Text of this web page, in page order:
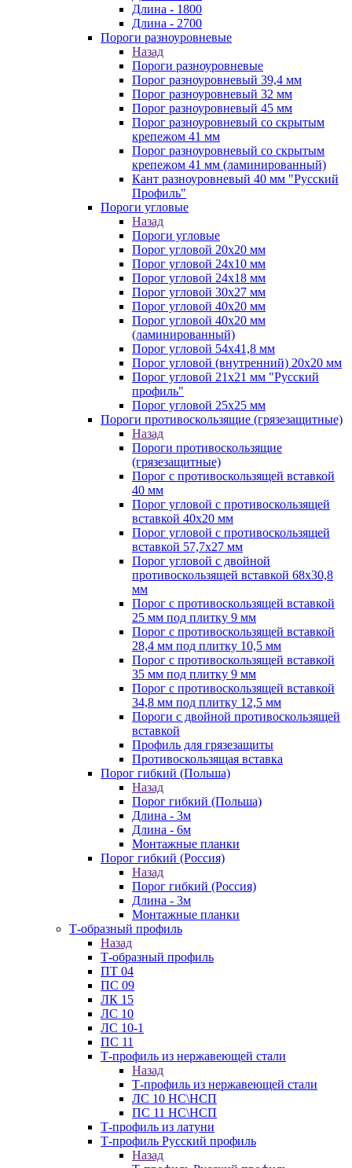
Длина - 1800
Длина - 2700
Пороги разноуровневые
Назад
Пороги разноуровневые
Порог разноуровневый 39,4 мм
Порог разноуровневый 32 мм
Порог разноуровневый 45 мм
Порог разноуровневый со скрытым
крепежом 41 мм
Порог разноуровневый со скрытым
крепежом 41 мм (ламинированный)
Кант разноуровневый 40 мм "Русский
Профиль"
Пороги угловые
Назад
Пороги угловые
Порог угловой 20х20 мм
Порог угловой 24х10 мм
Порог угловой 24х18 мм
Порог угловой 30х27 мм
Порог угловой 40х20 мм
Порог угловой 40х20 мм
(ламинированный)
Порог угловой 54х41,8 мм
Порог угловой (внутренний) 20х20 мм
Порог угловой 21х21 мм "Русский
профиль"
Порог угловой 25х25 мм
Пороги противоскользящие (грязезащитные)
Назад
Пороги противоскользящие
(грязезащитные)
Порог с противоскользящей вставкой
40 мм
Порог угловой с противоскользящей
вставкой 40х20 мм
Порог угловой с противоскользящей
вставкой 57,7х27 мм
Порог угловой с двойной
противоскользящей вставкой 68х30,8
мм
Порог с противоскользящей вставкой
25 мм под плитку 9 мм
Порог с противоскользящей вставкой
28,4 мм под плитку 10,5 мм
Порог с противоскользящей вставкой
35 мм под плитку 9 мм
Порог с противоскользящей вставкой
34,8 мм под плитку 12,5 мм
Пороги с двойной противоскользящей
вставкой
Профиль для грязезащиты
Противоскользящая вставка
Порог гибкий (Польша)
Назад
Порог гибкий (Польша)
Длина - 3м
Длина - 6м
Монтажные планки
Порог гибкий (Россия)
Назад
Порог гибкий (Россия)
Длина - 3м
Монтажные планки
Т-образный профиль
Назад
Т-образный профиль
ПТ 04
ПС 09
ЛК 15
ЛС 10
ЛС 10-1
ПС 11
Т-профиль из нержавеющей стали
Назад
Т-профиль из нержавеющей стали
ЛС 10 НС\НСП
ПС 11 НС\НСП
Т-профиль из латуни
Т-профиль Русский профиль
Назад